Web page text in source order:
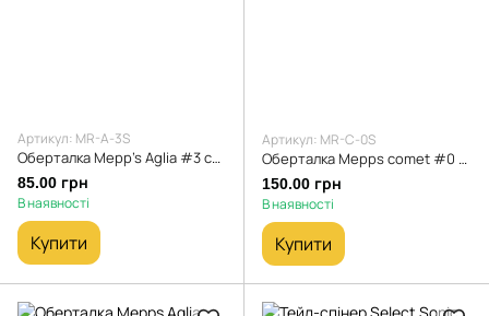
Артикул: MR-A-3S
Оберталка Mepp's Aglia #3 срібло 6,5g (Репліка 1:1)
85.00 грн
В наявності
Купити
Артикул: MR-C-0S
Оберталка Mepps comet #0 срібло 2g черв. крап
150.00 грн
В наявності
Купити